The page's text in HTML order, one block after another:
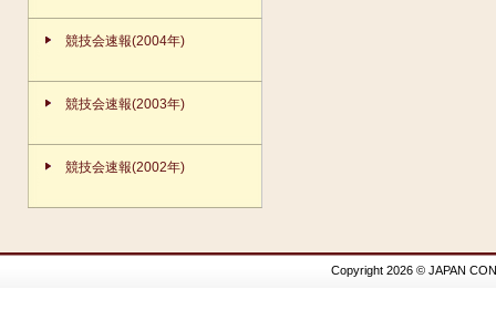
競技会速報(2004年)
競技会速報(2003年)
競技会速報(2002年)
Copyright 2026 © JAPAN